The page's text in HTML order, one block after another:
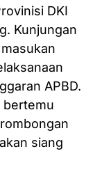
DKI
Kunjungan
APBD.
bertemu
siang